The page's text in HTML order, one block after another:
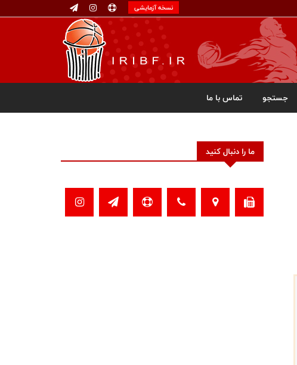
نسخه آزمایشی
جستجو تماس با ما
ما را دنبال کنید